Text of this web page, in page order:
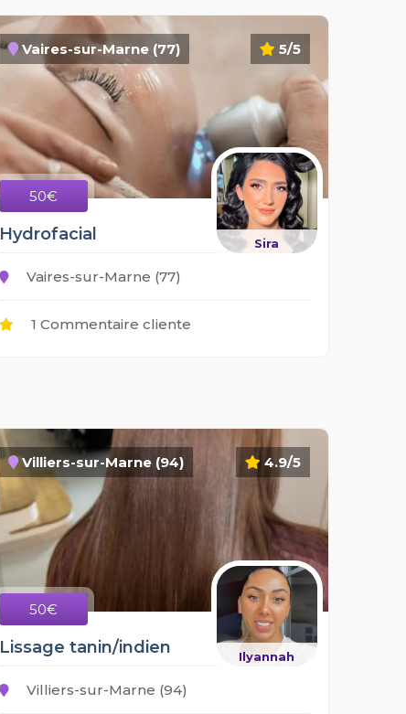
5/5
Vaires-sur-Marne (77)
50€
Sira
Hydrofacial
Vaires-sur-Marne (77)
1 Commentaire cliente
4.9/5
Villiers-sur-Marne (94)
50€
Ilyannah
Lissage tanin/indien
Villiers-sur-Marne (94)